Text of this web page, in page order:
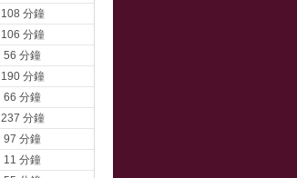
108 分鐘
106 分鐘
56 分鐘
190 分鐘
66 分鐘
237 分鐘
97 分鐘
11 分鐘